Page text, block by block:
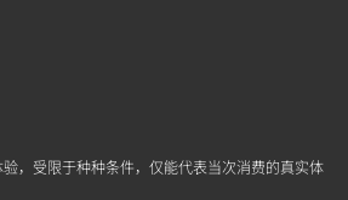
，受限于种种条件，仅能代表当次消费的真实体